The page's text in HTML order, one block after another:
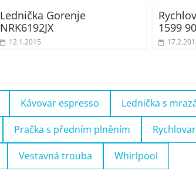
Lednička Gorenje
NRK6192JX
12.1.2015
1599
Kávovar espresso Lednička s
Pračka s předním plněním
Vestavná trouba Whirlpool